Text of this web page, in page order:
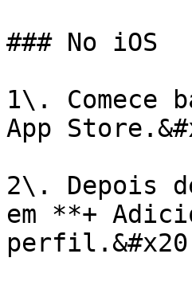
### No iOS
1\. Comece
App
2\. Depois
em **+